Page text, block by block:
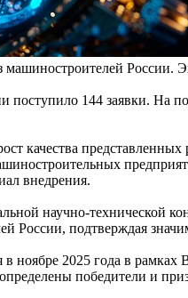
России.
поступило 144 заявки. На
качества
внедрения.
научно-технической
России, подтверждая
ноябре 2025 года в
победители и